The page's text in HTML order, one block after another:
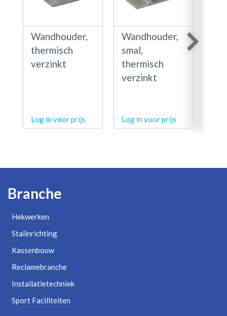
Wandhouder,
thermisch
verzinkt
Log in voor prijs
Wandhouder,
smal,
thermisch
verzinkt
Log in voor prijs
Branche
Hekwerken
Stalinrichting
Kassenbouw
Reclamebranche
Installatietechniek
Sport Faciliteiten